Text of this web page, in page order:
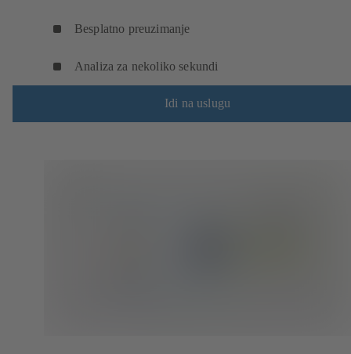
Besplatno preuzimanje
Analiza za nekoliko sekundi
Idi na uslugu